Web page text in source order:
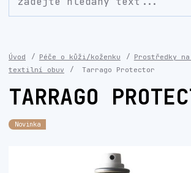
Úvod Péče o kůži/koženku
Prostředky
textilní obuv
Tarrago Protector
TARRAGO
Novinka